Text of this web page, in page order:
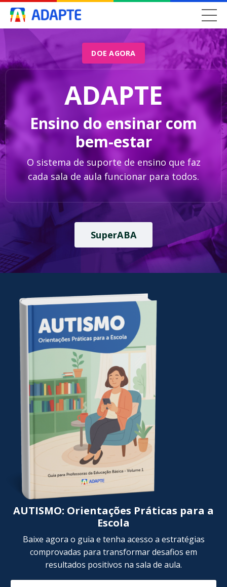
DOE AGORA
ADAPTE
Ensino do ensinar com
bem-estar
O sistema de suporte de ensino que faz
cada sala de aula funcionar para todos.
SuperABA
AUTISMO: Orientações Práticas para a
Escola
Baixe agora o guia e tenha acesso a estratégias
comprovadas para transformar desafios em
resultados positivos na sala de aula.